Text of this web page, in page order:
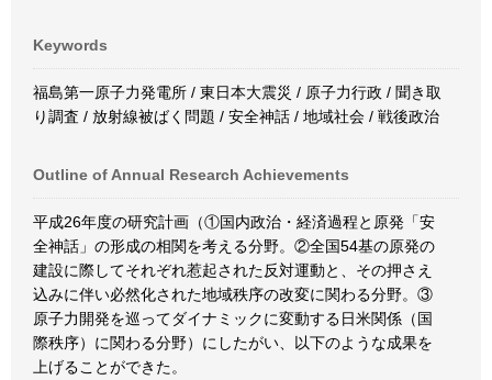
Keywords
福島第一原子力発電所 / 東日本大震災 / 原子力行政 / 聞き取
り調査 / 放射線被ばく問題 / 安全神話 / 地域社会 / 戦後政治
Outline of Annual Research Achievements
平成26年度の研究計画（①国内政治・経済過程と原発「安
全神話」の形成の相関を考える分野。②全国54基の原発の
建設に際してそれぞれ惹起された反対運動と、その押さえ
込みに伴い必然化された地域秩序の改変に関わる分野。③
原子力開発を巡ってダイナミックに変動する日米関係（国
際秩序）に関わる分野）にしたがい、以下のような成果を
上げることができた。